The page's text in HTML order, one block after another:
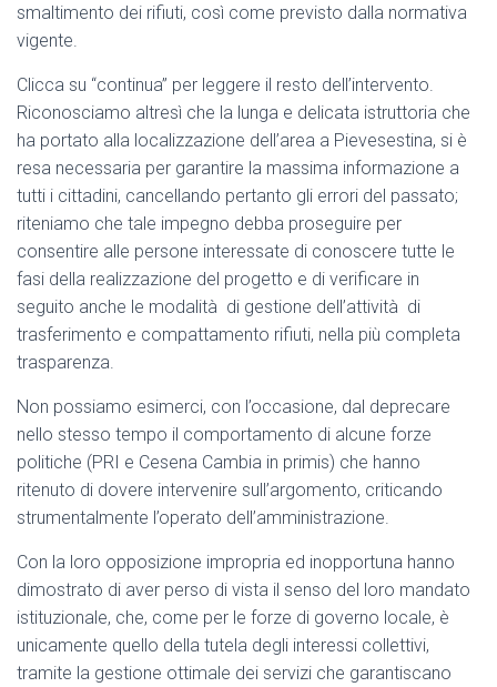
smaltimento dei rifiuti, così come previsto dalla normativa
vigente.
Clicca su “continua” per leggere il resto dell’intervento.
Riconosciamo altresì che la lunga e delicata istruttoria che
ha portato alla localizzazione dell’area a Pievesestina, si è
resa necessaria per garantire la massima informazione a
tutti i cittadini, cancellando pertanto gli errori del passato;
riteniamo che tale impegno debba proseguire per
consentire alle persone interessate di conoscere tutte le
fasi della realizzazione del progetto e di verificare in
seguito anche le modalità di gestione dell’attività di
trasferimento e compattamento rifiuti, nella più completa
trasparenza.
Non possiamo esimerci, con l’occasione, dal deprecare
nello stesso tempo il comportamento di alcune forze
politiche (PRI e Cesena Cambia in primis) che hanno
ritenuto di dovere intervenire sull’argomento, criticando
strumentalmente l’operato dell’amministrazione.
Con la loro opposizione impropria ed inopportuna hanno
dimostrato di aver perso di vista il senso del loro mandato
istituzionale, che, come per le forze di governo locale, è
unicamente quello della tutela degli interessi collettivi,
tramite la gestione ottimale dei servizi che garantiscano